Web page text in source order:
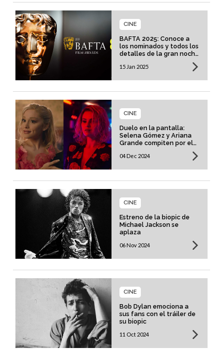
BAFTA 2025: Conoce a
los nominados y todos los
detalles de la gran noche
CINE
15 Jan 2025
Duelo en la pantalla:
Selena Gómez y Ariana
Grande compiten por el
CINE
04 Dec 2024
Estreno de la biopic de
Michael Jackson se
aplaza
CINE
06 Nov 2024
Bob Dylan emociona a
sus fans con el tráiler de
su biopic
CINE
11 Oct 2024